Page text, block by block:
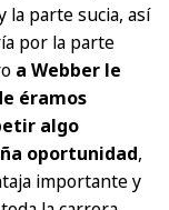
la parte sucia, así
por la parte
a Webber le
éramos
algo
oportunidad,
importante y